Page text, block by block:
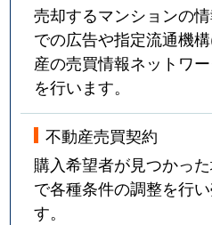
売却するマンションの
での広告や指定流通機
産の売買情報ネットワ
を行います。
不動産売買契約
購入希望者が見つかっ
で各種条件の調整を行
す。